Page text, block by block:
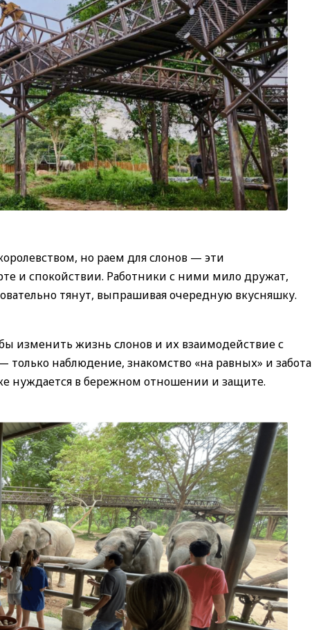
но раем для слонов — эти
и спокойствии. Работники с ними мило дружат,
тянут, выпрашивая очередную вкусняшку.
изменить жизнь слонов и их взаимодействие с
наблюдение, знакомство «на равных» и забота
нуждается в бережном отношении и защите.